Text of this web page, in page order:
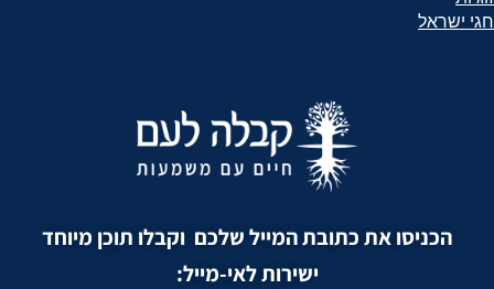
חגי ישראל
הכניסו את כתובת המייל שלכם וקבלו תוכן מיוחד
ישירות לאי-מייל: